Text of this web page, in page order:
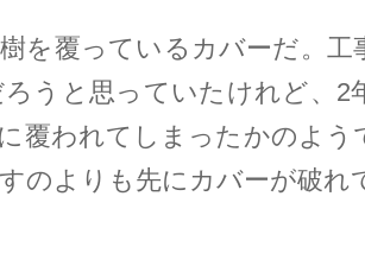
を覆っているカバーだ。工
うと思っていたけれど、2
覆われてしまったかのよう
のよりも先にカバーが破れ